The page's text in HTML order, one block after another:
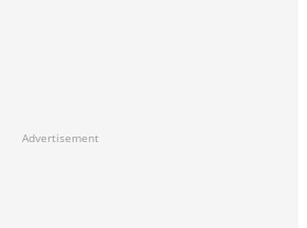
Advertisement